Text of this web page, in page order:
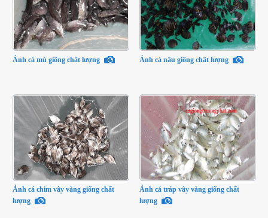
Ảnh cá mú giống chất lượng Ảnh cá nâu giống chất lượng
Ảnh cá chim vây vàng giống chất
lượng
Ảnh cá tráp vây vàng giống chất
lượng